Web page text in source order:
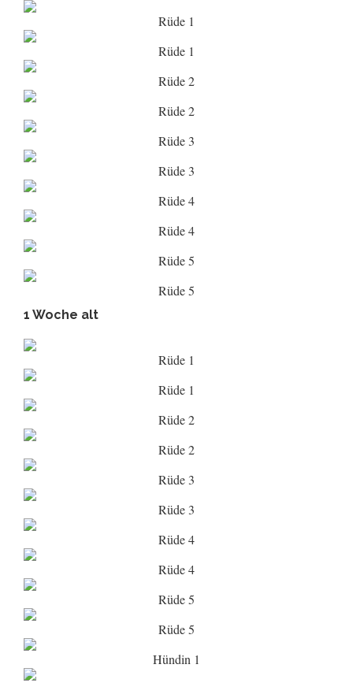
Rüde 1
Rüde 1
Rüde 2
Rüde 2
Rüde 3
Rüde 3
Rüde 4
Rüde 4
Rüde 5
Rüde 5
1 Woche alt
Rüde 1
Rüde 1
Rüde 2
Rüde 2
Rüde 3
Rüde 3
Rüde 4
Rüde 4
Rüde 5
Rüde 5
Hündin 1